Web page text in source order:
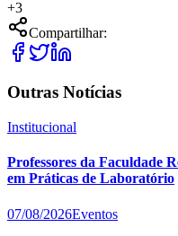
+3
Compartilhar:
Outras Notícias
Institucional
Professores da Faculdade
em Práticas de Laboratório
07/08/2026Eventos